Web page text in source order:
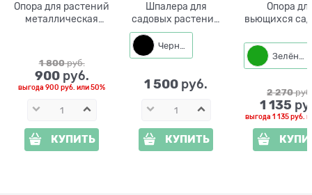
Опора для растений
металлическая
1 800 руб.
900 руб.
выгода900 руб. или50%
КУПИТЬ
Шпалера для
садовых растений
Собака с кошкой
202-016 h=111 см
1 500 руб.
КУПИТЬ
Опора
вьющихся
круглая
2 270
1 135
выгода1 135 руб.